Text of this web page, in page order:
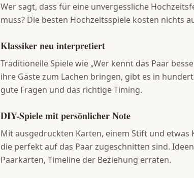
Wer sagt, dass für eine unvergessliche
muss? Die besten Hochzeitsspiele kosten nichts
Klassiker neu interpretiert
Traditionelle Spiele wie „Wer kennt das Paar
ihre Gäste zum Lachen bringen, gibt es in
gute Fragen und das richtige Timing.
DIY-Spiele mit persönlicher Note
Mit ausgedruckten Karten, einem Stift und etwas
die perfekt auf das Paar zugeschnitten sind.
Paarkarten, Timeline der Beziehung erraten.